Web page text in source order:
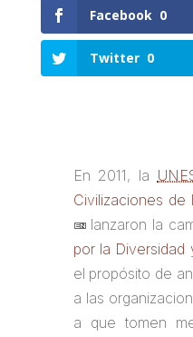
Facebook 0
Twitter 0
En 2011, la
Civilizaciones de
lanzaron la
por la Diversidad
el propósito de
a las
a que tomen